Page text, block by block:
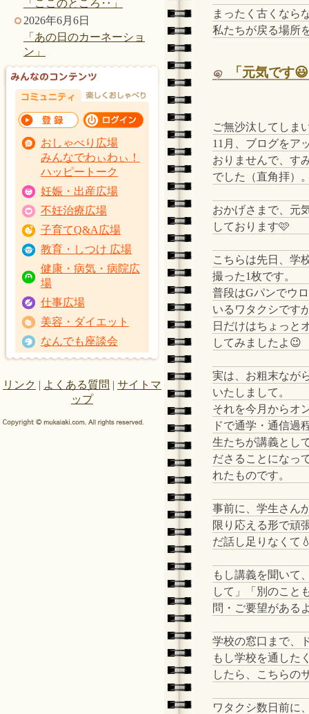
「ここのところ‥」
2026年6月6日
「あの日のカーネーショ
ン」
おしゃべり広場
みんなでわぃわぃ！
ハッピートーク
妊娠・出産広場
不妊治療広場
子育てQ&A広場
教育・しつけ 広場
健康・病気・病院広
場
仕事広場
美容・ダイエット
なんでも座談会
リンク | よくある質問 | サイトマ
ップ
まったく古くなら
私たちが戻る場所
「元気です
ご無沙汰してしま
11月、ブログをア
おりませんで、す
でした（直角拝）
おかげさまで、元
しております🩷
こちらは先日、学
撮った1枚です。
普段はGパンでウ
いるワタクシです
日だけはちょっと
してみましたよ😉
実は、お粗末なが
いたしまして。
それを今月からオ
ドで通学・通信過
生たちが講義とし
ださることになっ
れたものです。
事前に、学生さん
限り応える形で頑
だ話し足りなくて
もし講義を聞いて
して」「別のこと
問・ご要望がある
学校の窓口まで、
もし学校を通した
したら、こちらの
ワタクシ数日前に